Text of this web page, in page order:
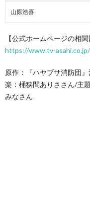
山原浩喜
【公式ホームページの相関
https://www.tv-
原作：『ハヤブサ消防団
楽：桶狭間ありささん/主
みなさん